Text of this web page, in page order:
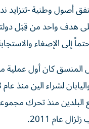
أصول وطنية -تتزايد
هدف واحد من قِبَل
إلى الإصغاء
المنسق كان أول عملية
عام 2011.